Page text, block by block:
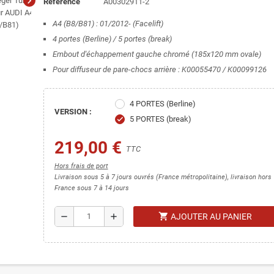
A4 (B8/B81) : 01/2012- (Facelift)
4 portes (Berline) / 5 portes (break)
Embout d'échappement gauche chromé (185x120 mm ovale)
Pour diffuseur de pare-chocs arrière : K00055470 / K00099126
VERSION :
4 PORTES (Berline)
check 5 PORTES (break)
219,00 € TTC
Hors frais de port
Livraison sous 5 à 7 jours ouvrés (France métropolitaine), livraison hors
France sous 7 à 14 jours
remove add shopping_cart AJOUTER AU PANIER